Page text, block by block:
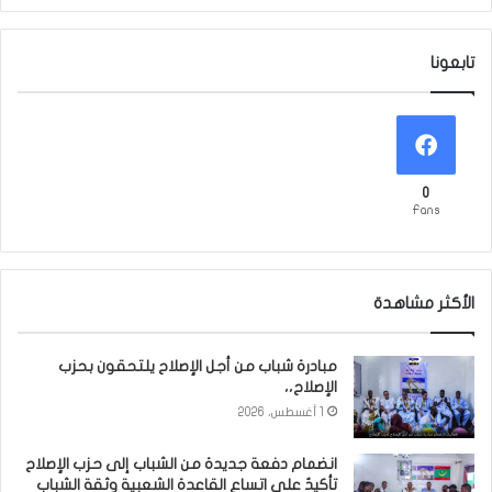
تابعونا
0
Fans
الأكثر مشاهدة
مبادرة شباب من أجل الإصلاح يلتحقون بحزب
الإصلاح،،
انضمام دفعة جديدة من الشباب إلى حزب الإصلاح
تأكيدٌ على اتساع القاعدة الشعبية وثقة الشباب